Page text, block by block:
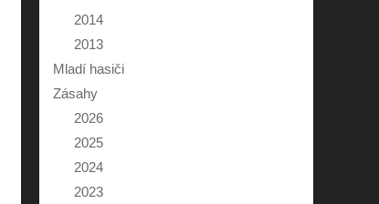
2014
2013
Mladí hasiči
Zásahy
2026
2025
2024
2023